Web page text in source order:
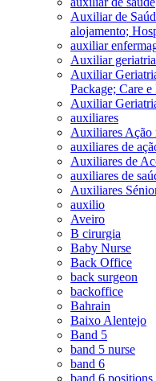
Auxiliar de
alojamento;
auxiliar
Auxiliar geriatria
Auxiliar
Package; Care
Auxiliar
auxiliares
Auxiliares Ação
auxiliares de
Auxiliares de
auxiliares de
Auxiliares
auxilio
Aveiro
B cirurgia
Baby Nurse
Back Office
back surgeon
backoffice
Bahrain
Baixo Alentejo
Band 5
band 5 nurse
band 6
band 6 positions